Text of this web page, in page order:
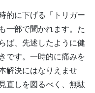
的に下げる「トリガー
一部で聞かれます。た
ば、先述したように健
です。一時的に痛みを
解決にはなりえませ
直しを図るべく、無駄